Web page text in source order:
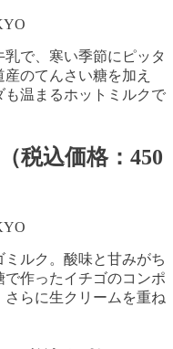
で、寒い季節にピッタ
のてんさい糖を加え
温まるホットミルクで
税込価格：450
ルク。酸味と甘みがち
で作ったイチゴのコンポ
らに生クリームを重ね